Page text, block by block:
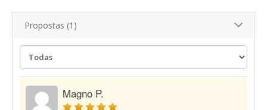
Propostas (1)
Magno P.